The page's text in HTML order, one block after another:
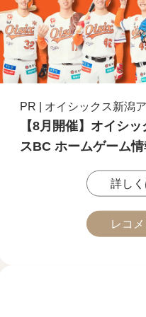
PR | オイシックス新潟
【8月開催】オイシ
スBC ホームゲーム情
詳し
レコ